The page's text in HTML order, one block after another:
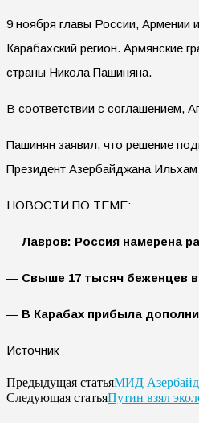
9 ноября главы России, Армении
Карабахский регион. Армянские
страны Никола Пашиняна.
В соответствии с соглашением,
Пашинян заявил, что решение
Президент Азербайджана
НОВОСТИ ПО ТЕМЕ:
— Лавров: Россия намерена
— Свыше 17 тысяч беженцев
— В Карабах прибыла
Источник
Предыдущая статьяМИД
Следующая статьяПутин взял